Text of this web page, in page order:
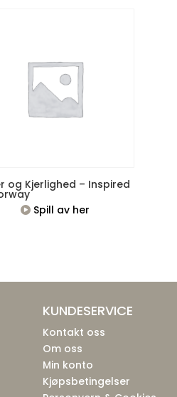
og Kjerlighed – Inspired
Spill av her
KUNDESERVICE
Kontakt oss
Om oss
Min konto
Kjøpsbetingelser